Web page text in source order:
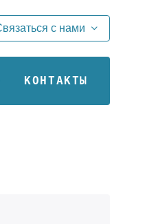
с нами
КОНТАКТЫ